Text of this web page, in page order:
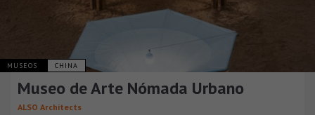
MUSEOS CHINA
Museo de Arte Nómada Urbano
ALSO Architects